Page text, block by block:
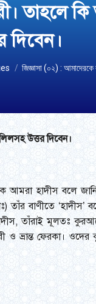
তাহলে
দিবেন।
জিজ্ঞাসা (০২) : আমাদেরকে
উত্তর দিবেন।
আমরা হাদীস বলে
তাঁর বাণীতে ‘হাদীস’
তাঁরাই মূলতঃ
ও ভ্রান্ত ফেরকা।